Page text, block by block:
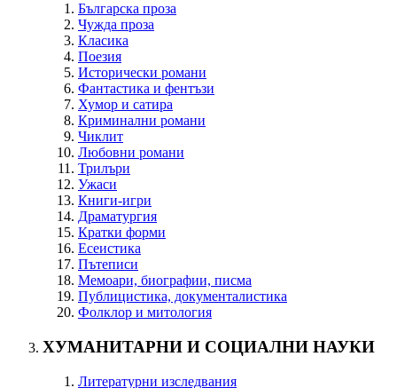
Българска проза
Чужда проза
Класика
Поезия
Исторически романи
Фантастика и фентъзи
Хумор и сатира
Криминални романи
Чиклит
Любовни романи
Трилъри
Ужаси
Книги-игри
Драматургия
Кратки форми
Есеистика
Пътеписи
Мемоари, биографии, писма
Публицистика, документалистика
Фолклор и митология
ХУМАНИТАРНИ И СОЦИАЛНИ НАУКИ
Литературни изследвания